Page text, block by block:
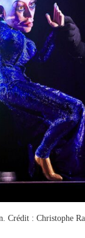
Crédit : Christophe